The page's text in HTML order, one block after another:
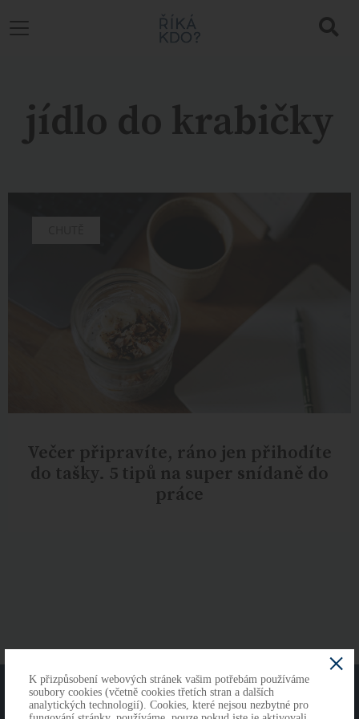
jídlo do krabičky
Večer připravíte, ráno jen přihodíte
do tašky. 5 tipů na super snídaně do
práce
O NÁS KONTAKTY
K přizpůsobení webových stránek vašim potřebám používáme
soubory cookies (včetně cookies třetích stran a dalších
analytických technologií). Cookies, které nejsou nezbytné pro